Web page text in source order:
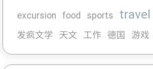
excursion food sports travel
发疯文学
天文 工作 德国 游戏